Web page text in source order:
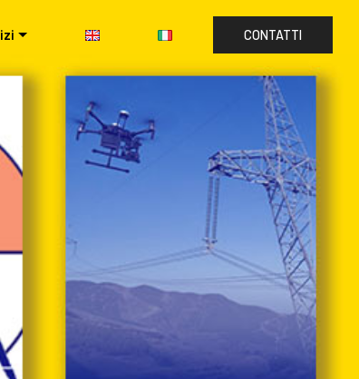
CONTATTI